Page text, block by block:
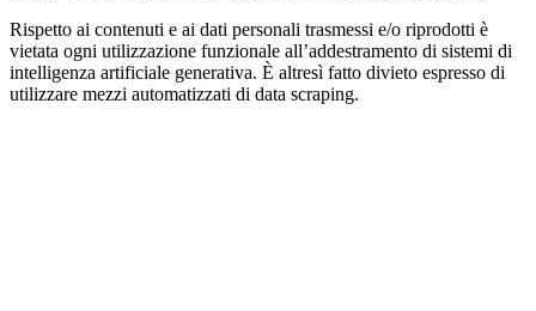
Rispetto ai contenuti e ai dati personali trasmessi e/o riprodotti è
vietata ogni utilizzazione funzionale all’addestramento di sistemi di
intelligenza artificiale generativa. È altresì fatto divieto espresso di
utilizzare mezzi automatizzati di data scraping.